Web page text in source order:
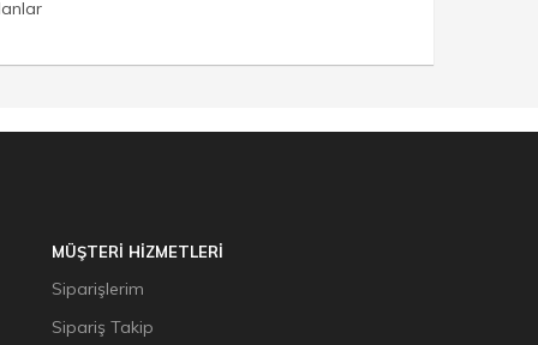
MÜŞTERİ HİZMETLERİ
Siparişlerim
Sipariş Takip